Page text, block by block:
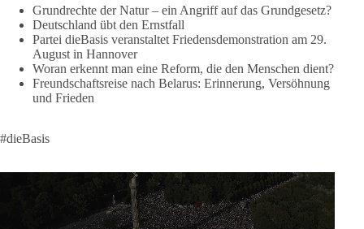
https://diebasis.de/spenden/
#dieBasis #frieden #russandistnichtunserFeind #friedenspartei
377 168
Wusstest du, dass ein guter Antrag nicht besser oder schlechter
wird, nur weil er von einer bestimmten Partei kommt?
Grundrechte der Natur – ein Angriff auf das Grundgesetz?
Deutschland übt den Ernstfall
Partei dieBasis veranstaltet Friedensdemonstration am 29.
August in Hannover
Woran erkennt man eine Reform, die den Menschen dient?
Freundschaftsreise nach Belarus: Erinnerung, Versöhnung
und Frieden
#dieBasis